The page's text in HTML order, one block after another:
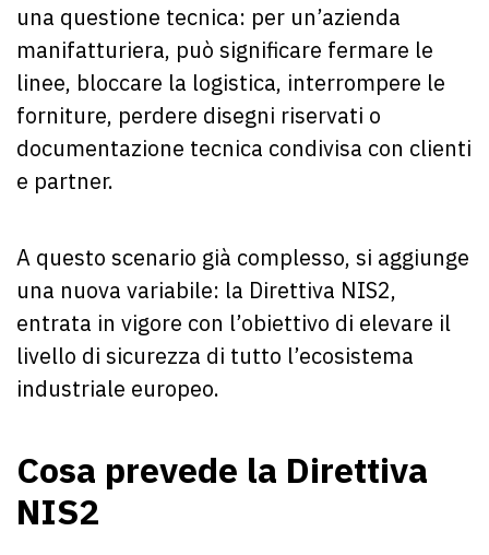
una questione tecnica: per un’azienda
manifatturiera, può significare fermare le
linee, bloccare la logistica, interrompere le
forniture, perdere disegni riservati o
documentazione tecnica condivisa con clienti
e partner.
A questo scenario già complesso, si aggiunge
una nuova variabile: la Direttiva NIS2,
entrata in vigore con l’obiettivo di elevare il
livello di sicurezza di tutto l’ecosistema
industriale europeo.
Cosa prevede la Direttiva
NIS2